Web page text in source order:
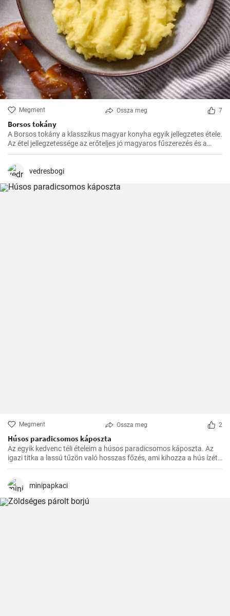
Megment Ossza meg 7
Borsos tokány
A Borsos tokány a klasszikus magyar konyha egyik jellegzetes étele.
Az étel jellegzetessége az erőteljes jó magyaros fűszerezés és a
hosszú, lassú főzés, melynek köszönhetően az ízek mindig
belőle.
vedresbogi
Megment Ossza meg 2
Húsos paradicsomos káposzta
Az egyik kedvenc téli ételeim a húsos paradicsomos káposzta. Az
igazi titka a lassú tűzön való hosszas főzés, ami kihozza a hús ízét,
és egységgé kovácsolja a zöldségek és a paradicsom ízét.
finomabb lesz, ezért a hétvégi ebédekre szoktam időzíteni.
minipapkaci